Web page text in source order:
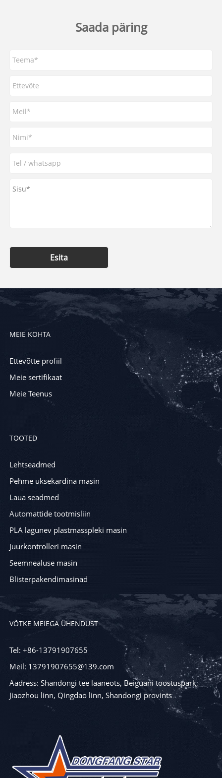
Saada päring
Esita
MEIE KOHTA
Ettevõtte profiil
Meie sertifikaat
Meie Teenus
TOOTED
Lehtseadmed
Pehme uksekardina masin
Laua seadmed
Automattide tootmisliin
PLA lagunev plastmasspleki masin
Juurkontrolleri masin
Seemnealuse masin
Blisterpakendimasinad
VÕTKE MEIEGA ÜHENDUST
Tel: +86-13791907655
Meil: 13791907655@139.com
Aadress: Shandongi tee lääneots, Beiguani tööstuspark,
Jiaozhou linn, Qingdao linn, Shandongi provints